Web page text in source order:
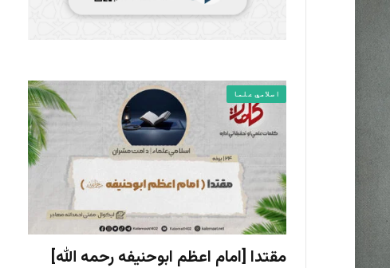
اسلامي علما
مقتدا [امام اعظم ابوحنیفه رحمه الله‎]